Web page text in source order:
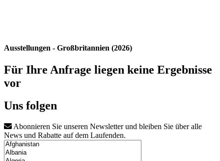
Ausstellungen - Großbritannien (2026)
Für Ihre Anfrage liegen keine Ergebnisse
vor
Uns folgen
Abonnieren Sie unseren Newsletter und bleiben Sie über alle
News und Rabatte auf dem Laufenden.